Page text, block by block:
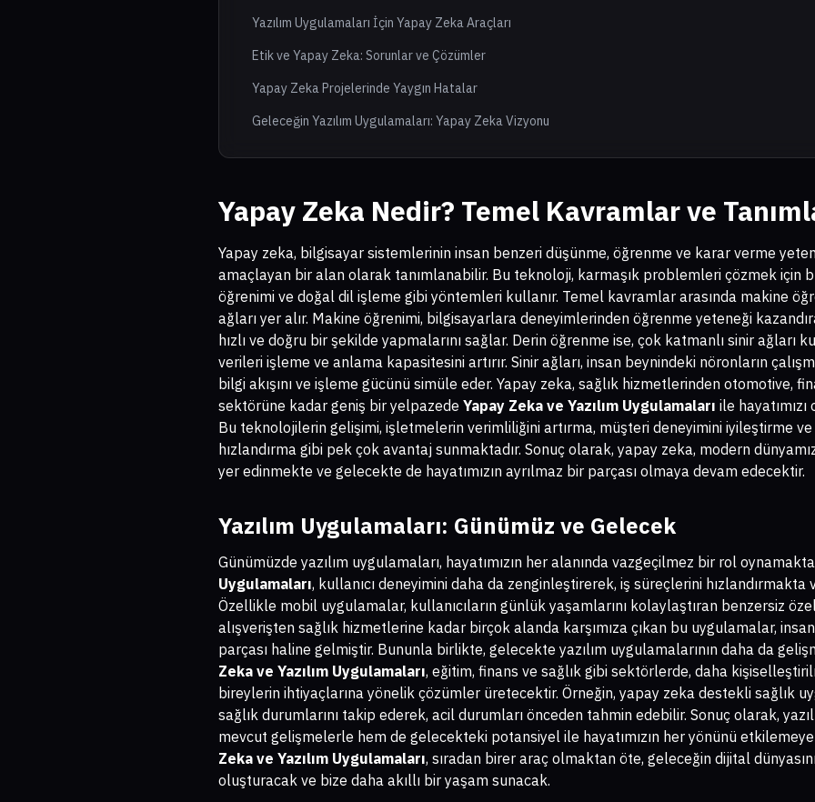
Yazılım Uygulamaları İçin Yapay Zeka Araçları
Etik ve Yapay Zeka: Sorunlar ve Çözümler
Yapay Zeka Projelerinde Yaygın Hatalar
Geleceğin Yazılım Uygulamaları: Yapay Zeka Vizyonu
Yapay Zeka Nedir? Temel Kavramlar ve
Yapay zeka, bilgisayar sistemlerinin insan benzeri düşünme, öğrenme ve karar verme
amaçlayan bir alan olarak tanımlanabilir. Bu teknoloji, karmaşık problemleri çözmek için
öğrenimi ve doğal dil işleme gibi yöntemleri kullanır. Temel kavramlar arasında makine
ağları yer alır. Makine öğrenimi, bilgisayarlara deneyimlerinden öğrenme yeteneği
hızlı ve doğru bir şekilde yapmalarını sağlar. Derin öğrenme ise, çok katmanlı sinir ağları
verileri işleme ve anlama kapasitesini artırır. Sinir ağları, insan beynindeki nöronların
bilgi akışını ve işleme gücünü simüle eder. Yapay zeka, sağlık hizmetlerinden otomotive,
sektörüne kadar geniş bir yelpazede Yapay Zeka ve Yazılım Uygulamaları ile
Bu teknolojilerin gelişimi, işletmelerin verimliliğini artırma, müşteri deneyimini iyileştirme
hızlandırma gibi pek çok avantaj sunmaktadır. Sonuç olarak, yapay zeka, modern
yer edinmekte ve gelecekte de hayatımızın ayrılmaz bir parçası olmaya devam edecektir.
Yazılım Uygulamaları: Günümüz ve Gelecek
Günümüzde yazılım uygulamaları, hayatımızın her alanında vazgeçilmez bir rol
Uygulamaları, kullanıcı deneyimini daha da zenginleştirerek, iş süreçlerini hızlandırmakta
Özellikle mobil uygulamalar, kullanıcıların günlük yaşamlarını kolaylaştıran benzersiz
alışverişten sağlık hizmetlerine kadar birçok alanda karşımıza çıkan bu uygulamalar,
parçası haline gelmiştir. Bununla birlikte, gelecekte yazılım uygulamalarının daha da
Zeka ve Yazılım Uygulamaları, eğitim, finans ve sağlık gibi sektörlerde, daha
bireylerin ihtiyaçlarına yönelik çözümler üretecektir. Örneğin, yapay zeka destekli sağlık
sağlık durumlarını takip ederek, acil durumları önceden tahmin edebilir. Sonuç olarak,
mevcut gelişmelerle hem de gelecekteki potansiyel ile hayatımızın her yönünü
Zeka ve Yazılım Uygulamaları, sıradan birer araç olmaktan öte, geleceğin dijital
oluşturacak ve bize daha akıllı bir yaşam sunacak.